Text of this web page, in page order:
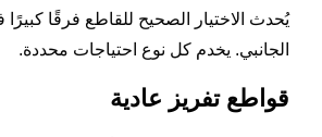
يُحدث الاختيار الصحيح للقاطع فرقًا
الجانبي. يخدم كل نوع احتياجات محددة.
قواطع تفريز عادية